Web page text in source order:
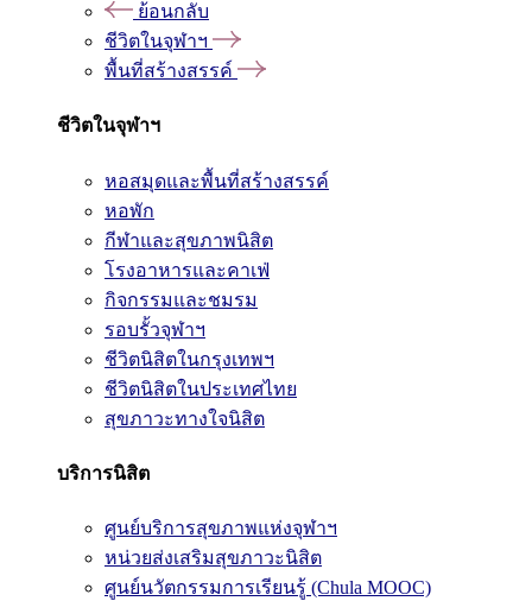
ย้อนกลับ
ชีวิตในจุฬาฯ
พื้นที่สร้างสรรค์
ชีวิตในจุฬาฯ
หอสมุดและพื้นที่สร้างสรรค์
หอพัก
กีฬาและสุขภาพนิสิต
โรงอาหารและคาเฟ่
กิจกรรมและชมรม
รอบรั้วจุฬาฯ
ชีวิตนิสิตในกรุงเทพฯ
ชีวิตนิสิตในประเทศไทย
สุขภาวะทางใจนิสิต
บริการนิสิต
ศูนย์บริการสุขภาพแห่งจุฬาฯ
หน่วยส่งเสริมสุขภาวะนิสิต
ศูนย์นวัตกรรมการเรียนรู้ (Chula MOOC)